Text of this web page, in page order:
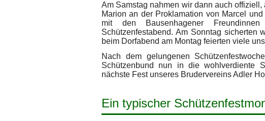
Am Samstag nahmen wir dann auch
Marion an der Proklamation von Marcel
mit den Bausenhagener
Schützenfestabend. Am Sonntag sicherten
beim Dorfabend am Montag feierten viele
Nach dem gelungenen
Schützenbund nun in die wohlverdiente
nächste Fest unseres Brudervereins Adler
Ein typischer